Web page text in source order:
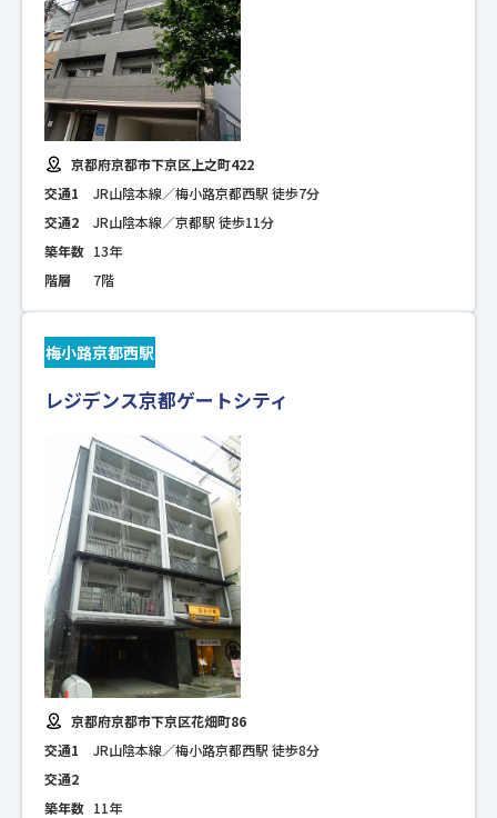
京都府京都市下京区上之町422
交通1
JR山陰本線／梅小路京都西駅 徒歩7分
交通2
JR山陰本線／京都駅 徒歩11分
築年数 13年
階層
7階
梅小路京都西駅
レジデンス京都ゲートシティ
京都府京都市下京区花畑町86
交通1
JR山陰本線／梅小路京都西駅 徒歩8分
交通2
築年数 11年